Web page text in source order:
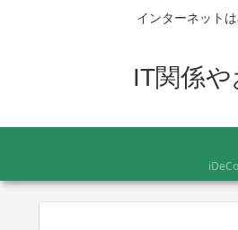
インターネット
IT関係